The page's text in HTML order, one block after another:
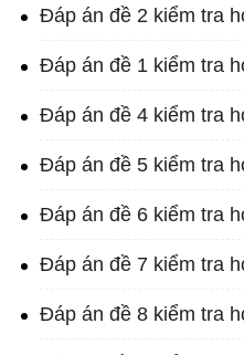
Đáp án đề 2 kiểm tra
Đáp án đề 1 kiểm tra
Đáp án đề 4 kiểm tra
Đáp án đề 5 kiểm tra
Đáp án đề 6 kiểm tra
Đáp án đề 7 kiểm tra
Đáp án đề 8 kiểm tra